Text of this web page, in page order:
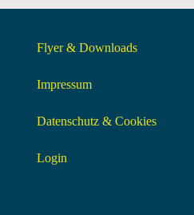
Flyer & Downloads
Impressum
Datenschutz & Cookies
Login